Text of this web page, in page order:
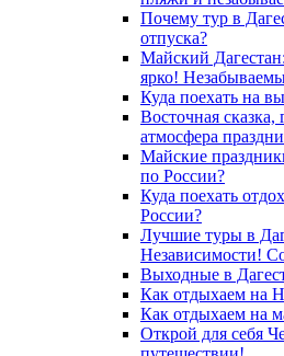
Почему тур в
отпуска?
Майский
ярко!
Куда поехать на
Восточная
атмосфера
Майские
по России?
Куда поехать
России?
Лучшие туры в
Независимости!
Выходные в
Как отдыхаем на
Как отдыхаем на
Открой для себя